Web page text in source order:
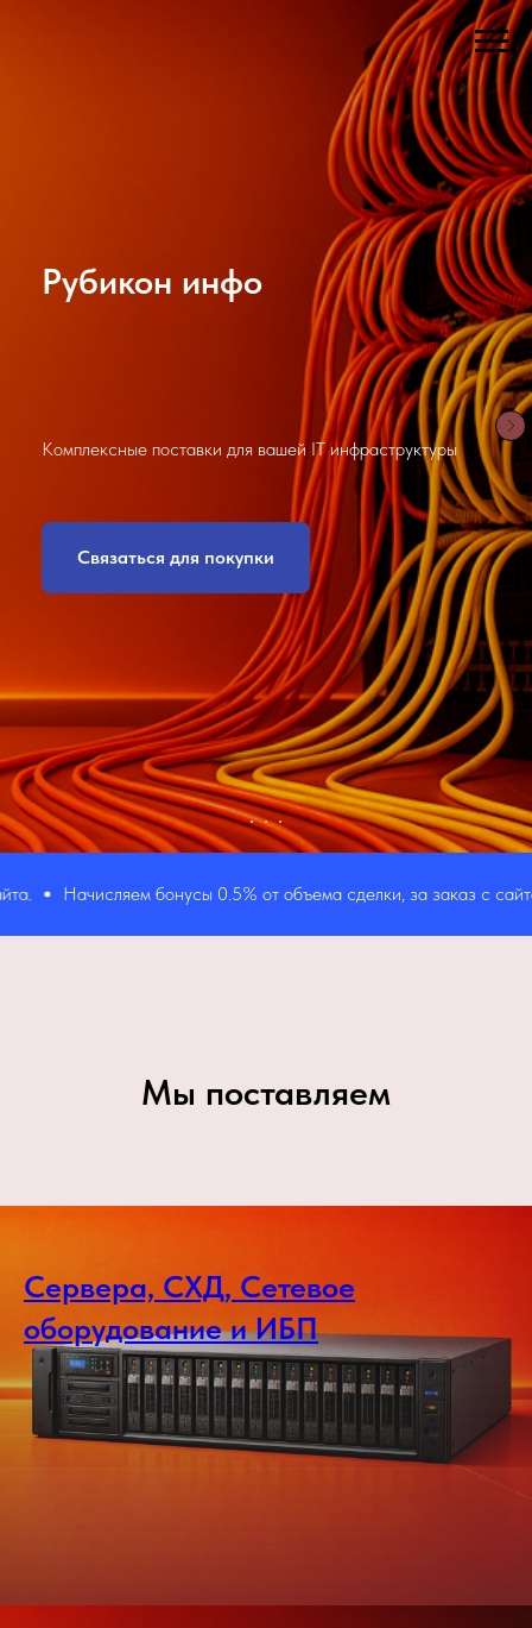
Рубикон инфо
Комплексные поставки для вашей IT инфраструктуры
Связаться для покупки
Начисляем бонусы 0.5% от объема сделки, за заказ с сайта.
Мы поставляем
Сервера, СХД, Сетевое
оборудование и ИБП